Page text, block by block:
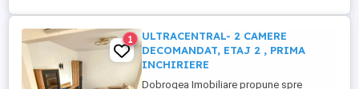
1
ULTRACENTRAL- 2 CAMERE
DECOMANDAT, ETAJ 2 , PRIMA
INCHIRIERE
Dobrogea Imobiliare propune spre